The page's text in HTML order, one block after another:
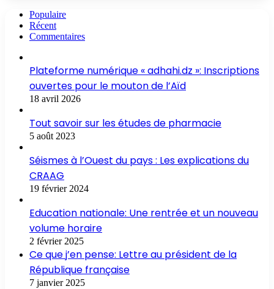
Populaire
Récent
Commentaires
Plateforme numérique « adhahi.dz »: Inscriptions
ouvertes pour le mouton de l’Aïd
18 avril 2026
Tout savoir sur les études de pharmacie
5 août 2023
Séismes à l’Ouest du pays : Les explications du
CRAAG
19 février 2024
Education nationale: Une rentrée et un nouveau
volume horaire
2 février 2025
Ce que j’en pense: Lettre au président de la
République française
7 janvier 2025